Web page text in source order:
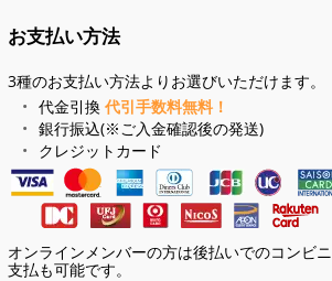
お支払い方法
3種のお支払い方法よりお選びいただけます。
代金引換 代引手数料無料！
銀行振込(※ご入金確認後の発送)
クレジットカード
オンラインメンバーの方は後払いでのコンビニ
支払も可能です。